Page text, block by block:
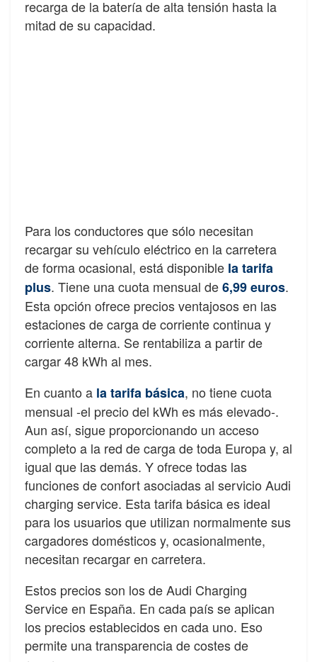
recarga de la batería de alta tensión hasta la
mitad de su capacidad.
Para los conductores que sólo necesitan
recargar su vehículo eléctrico en la carretera
de forma ocasional, está disponible la tarifa
plus. Tiene una cuota mensual de6,99 euros.
Esta opción ofrece precios ventajosos en las
estaciones de carga de corriente continua y
corriente alterna. Se rentabiliza a partir de
cargar 48 kWh al mes.
En cuanto a la tarifa básica, no tiene cuota
mensual -el precio del kWh es más elevado-.
Aun así, sigue proporcionando un acceso
completo a la red de carga de toda Europa y, al
igual que las demás. Y ofrece todas las
funciones de confort asociadas al servicio Audi
charging service. Esta tarifa básica es ideal
para los usuarios que utilizan normalmente sus
cargadores domésticos y, ocasionalmente,
necesitan recargar en carretera.
Estos precios son los de Audi Charging
Service en España. En cada país se aplican
los precios establecidos en cada uno. Eso
permite una transparencia de costes de